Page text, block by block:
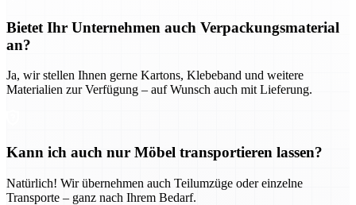
Bietet Ihr Unternehmen auch Verpackungsmaterial
an?
Ja, wir stellen Ihnen gerne Kartons, Klebeband und weitere
Materialien zur Verfügung – auf Wunsch auch mit Lieferung.
Kann ich auch nur Möbel transportieren lassen?
Natürlich! Wir übernehmen auch Teilumzüge oder einzelne
Transporte – ganz nach Ihrem Bedarf.